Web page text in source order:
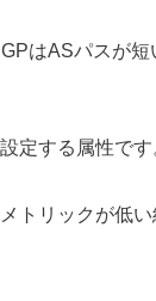
はASパスが
定する属性で
トリックが低